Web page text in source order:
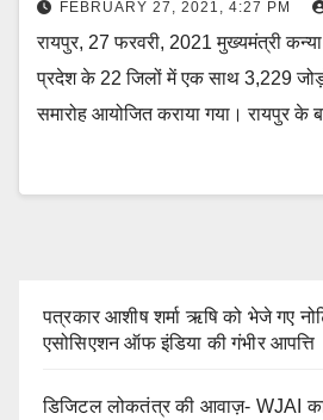
FEBRUARY 27, 2021, 4:27 PM
रायपुर, 27 फरवरी, 2021 मुख्यमंत्री
प्रदेश के 22 जिलों में एक साथ 3,229
समारोह आयोजित कराया गया। रायपुर के
पत्रकार आशीष शर्मा ऋषि को भेजे गए
एसोसिएशन ऑफ इंडिया की गंभीर आपत्ति
डिजिटल लोकतंत्र की आवाज़- WJAI का